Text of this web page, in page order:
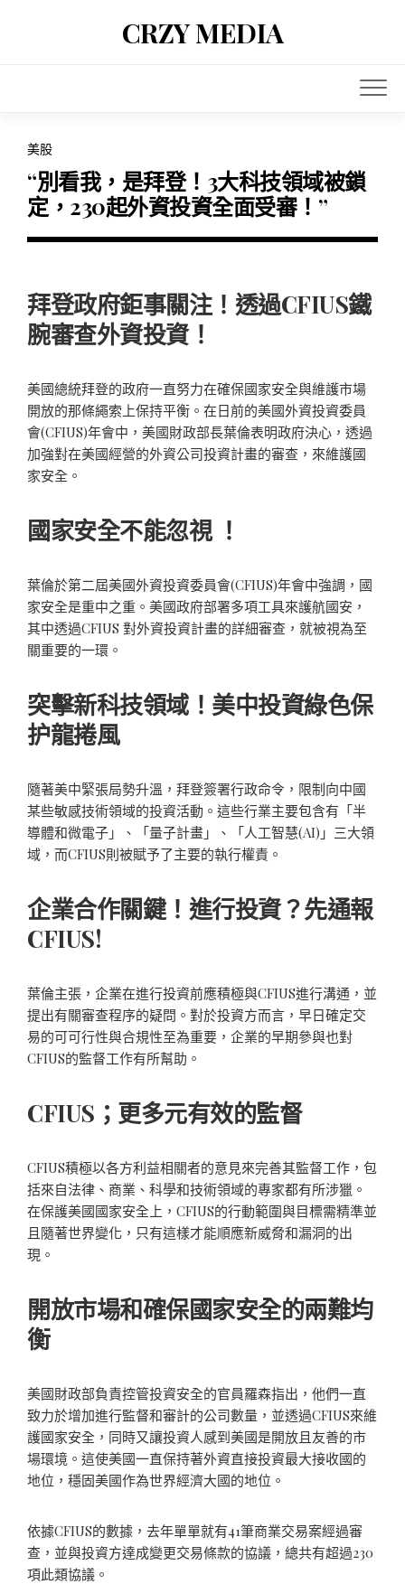
CRZY MEDIA
美股
“別看我，是拜登！3大科技領域被鎖
定，230起外資投資全面受審！”
拜登政府鉅事關注！透過CFIUS鐵
腕審查外資投資！
美國總統拜登的政府一直努力在確保國家安全與維護市場
開放的那條繩索上保持平衡。在日前的美國外資投資委員
會(CFIUS)年會中，美國財政部長葉倫表明政府決心，透過
加強對在美國經營的外資公司投資計畫的審查，來維護國
家安全。
國家安全不能忽視 ！
葉倫於第二屆美國外資投資委員會(CFIUS)年會中強調，國
家安全是重中之重。美國政府部署多項工具來護航國安，
其中透過CFIUS 對外資投資計畫的詳細審查，就被視為至
關重要的一環。
突擊新科技領域！美中投資綠色保
护龍捲風
隨著美中緊張局勢升溫，拜登簽署行政命令，限制向中國
某些敏感技術領域的投資活動。這些行業主要包含有「半
導體和微電子」、「量子計畫」、「人工智慧(AI)」三大領
域，而CFIUS則被賦予了主要的執行權責。
企業合作關鍵！進行投資？先通報
CFIUS!
葉倫主張，企業在進行投資前應積極與CFIUS進行溝通，並
提出有關審查程序的疑問。對於投資方而言，早日確定交
易的可可行性與合規性至為重要，企業的早期參與也對
CFIUS的監督工作有所幫助。
CFIUS；更多元有效的監督
CFIUS積極以各方利益相關者的意見來完善其監督工作，包
括來自法律、商業、科學和技術領域的專家都有所涉獵。
在保護美國國家安全上，CFIUS的行動範圍與目標需精準並
且隨著世界變化，只有這樣才能順應新威脅和漏洞的出
現。
開放市場和確保國家安全的兩難均
衡
美國財政部負責控管投資安全的官員羅森指出，他們一直
致力於增加進行監督和審計的公司數量，並透過CFIUS來維
護國家安全，同時又讓投資人感到美國是開放且友善的市
場環境。這使美國一直保持著外資直接投資最大接收國的
地位，穩固美國作為世界經濟大國的地位。
依據CFIUS的數據，去年單單就有41筆商業交易案經過審
查，並與投資方達成變更交易條款的協議，總共有超過230
項此類協議。